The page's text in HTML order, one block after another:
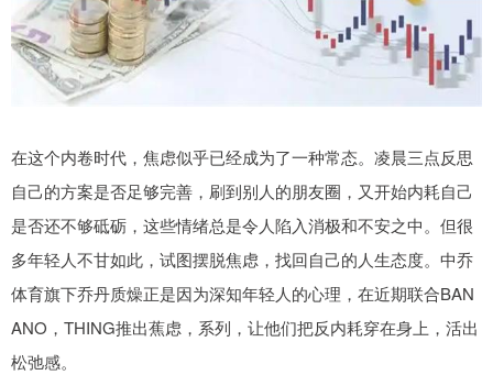
在这个内卷时代，焦虑似乎已经成为了一种常态。凌晨三点反思
自己的方案是否足够完善，刷到别人的朋友圈，又开始内耗自己
是否还不够砥砺，这些情绪总是令人陷入消极和不安之中。但很
多年轻人不甘如此，试图摆脱焦虑，找回自己的人生态度。中乔
体育旗下乔丹质燥正是因为深知年轻人的心理，在近期联合BAN
ANO，THING推出蕉虑，系列，让他们把反内耗穿在身上，活出
松弛感。